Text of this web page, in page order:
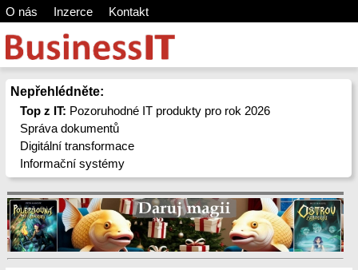
O nás Inzerce Kontakt
Nepřehlédněte:
Top z IT: Pozoruhodné IT produkty pro rok 2026
Správa dokumentů
Digitální transformace
Informační systémy